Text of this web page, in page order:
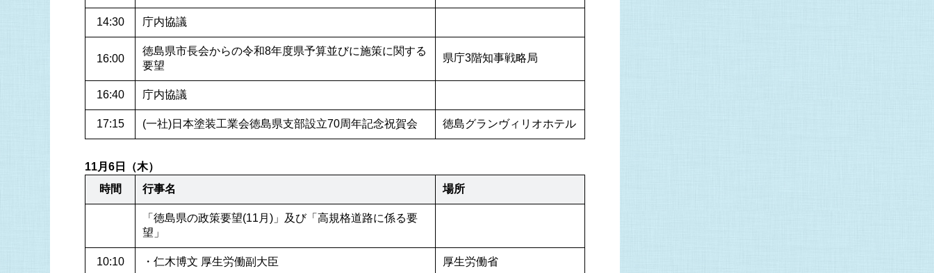
14:30 庁内協議
16:00
徳島県市長会からの令和8年度県予算並びに施策に関する
要望
県庁3階知事戦略局
16:40 庁内協議
17:15 (一社)日本塗装工業会徳島県支部設立70周年記念祝賀会 徳島グランヴィリオホテル
11月6日（木）
時間
行事名 場所
「徳島県の政策要望(11月)」及び「高規格道路に係る要
望」
10:10 ・仁木博文 厚生労働副大臣 厚生労働省